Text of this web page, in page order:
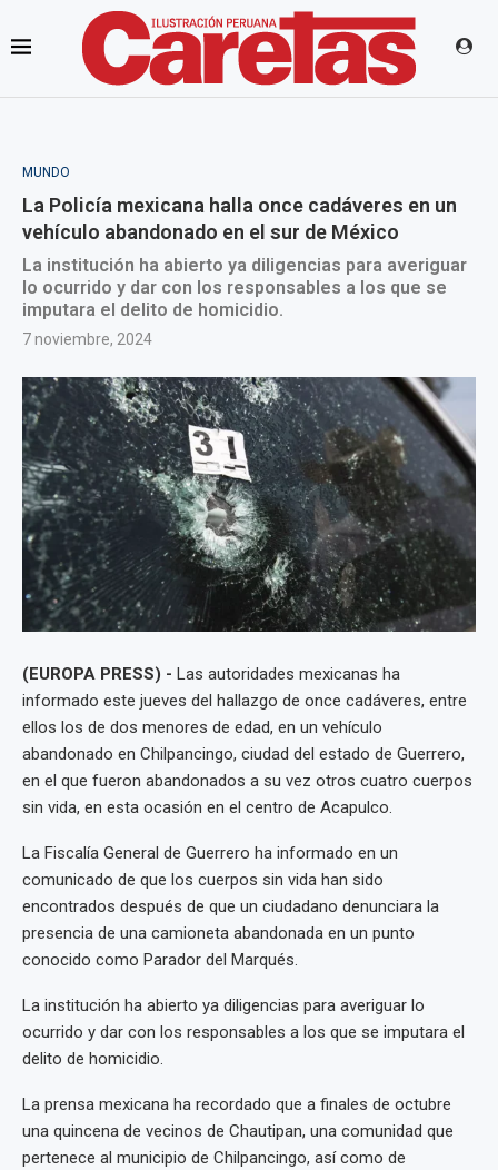
MUNDO
La Policía mexicana halla once cadáveres en un
vehículo abandonado en el sur de México
La institución ha abierto ya diligencias para averiguar
lo ocurrido y dar con los responsables a los que se
imputara el delito de homicidio.
7 noviembre, 2024
(EUROPA PRESS) - Las autoridades mexicanas ha
informado este jueves del hallazgo de once cadáveres, entre
ellos los de dos menores de edad, en un vehículo
abandonado en Chilpancingo, ciudad del estado de Guerrero,
en el que fueron abandonados a su vez otros cuatro cuerpos
sin vida, en esta ocasión en el centro de Acapulco.
La Fiscalía General de Guerrero ha informado en un
comunicado de que los cuerpos sin vida han sido
encontrados después de que un ciudadano denunciara la
presencia de una camioneta abandonada en un punto
conocido como Parador del Marqués.
La institución ha abierto ya diligencias para averiguar lo
ocurrido y dar con los responsables a los que se imputara el
delito de homicidio.
La prensa mexicana ha recordado que a finales de octubre
una quincena de vecinos de Chautipan, una comunidad que
pertenece al municipio de Chilpancingo, así como de